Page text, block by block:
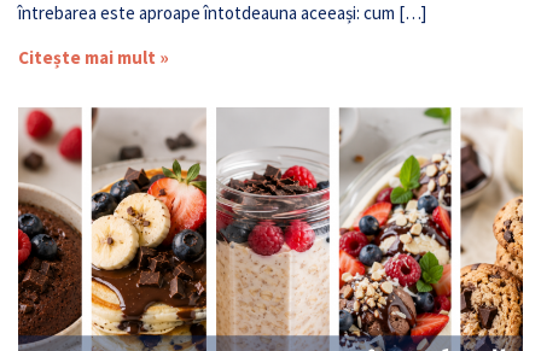
întrebarea este aproape întotdeauna aceeași: cum […]
Citește mai mult »